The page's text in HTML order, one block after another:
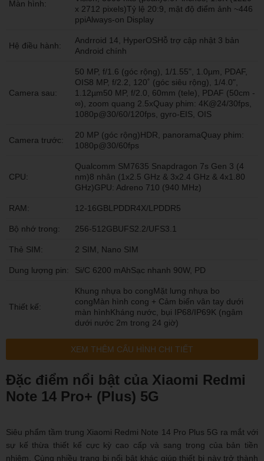
Màn hình:
x 2712 pixels)Tỷ lệ 20:9, mật độ điểm ảnh ~446
ppiAlways-on Display
Hệ điều hành:
Andrroid 14, HyperOSHỗ trợ cập nhật 3 bản
Android chính
Camera sau:
50 MP, f/1.6 (góc rộng), 1/1.55", 1.0µm, PDAF,
OIS8 MP, f/2.2, 120˚ (góc siêu rộng), 1/4.0",
1.12µm50 MP, f/2.0, 60mm (tele), PDAF (50cm -
∞), zoom quang 2.5xQuay phim: 4K@24/30fps,
1080p@30/60/120fps, gyro-EIS, OIS
Camera trước:
20 MP (góc rộng)HDR, panoramaQuay phim:
1080p@30/60fps
CPU:
Qualcomm SM7635 Snapdragon 7s Gen 3 (4
nm)8 nhân (1x2.5 GHz & 3x2.4 GHz & 4x1.80
GHz)GPU: Adreno 710 (940 MHz)
RAM: 12-16GBLPDDR4X/LPDDR5
Bộ nhớ trong: 256-512GBUFS2.2/UFS3.1
Thẻ SIM: 2 SIM, Nano SIM
Dung lượng pin: Si/C 6200 mAhSạc nhanh 90W, PD
Thiết kế:
Khung nhựa bo congMặt lưng nhựa bo
congMàn hình cong + Cảm biến vân tay dưới
màn hìnhKháng nước, bụi IP68/IP69K (ngâm
dưới nước 2m trong 24 giờ)
XEM THÊM CẤU HÌNH CHI TIẾT
Đặc điểm nổi bật của Xiaomi Redmi
Note 14 Pro+ (Plus) 5G
Siêu phẩm tầm trung Xiaomi Redmi Note 14 Pro Plus 5G ra mắt với
sự kế thừa thiết kế cực kỳ cao cấp và sang trọng của bản tiền
nhiệm. Cùng nhiều trang bị nổi bật khác giúp thiết bị này trở thành